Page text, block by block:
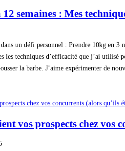
12 semaines : Mes
un défi personnel : Prendre 10kg en 3
les techniques d’efficacité que j’ai
la barbe. J’aime expérimenter de
vos prospects chez vos